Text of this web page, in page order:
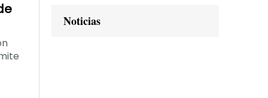
Noticias